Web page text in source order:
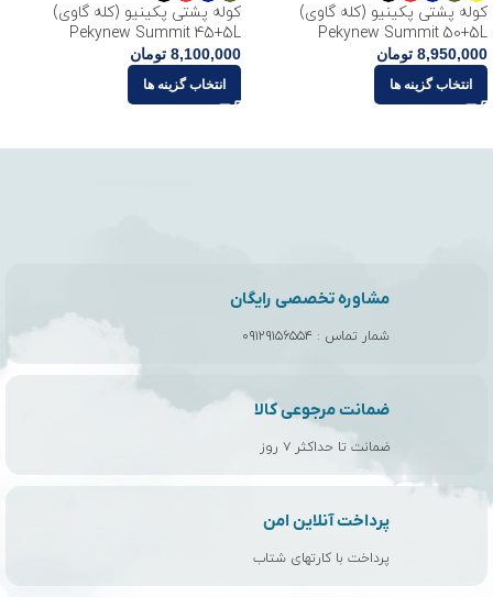
کوله پشتی پکینیو (کله گاوی)
Pekynew Summit 50+5L
8,950,000 تومان
انتخاب گزینه ها
کوله پشتی پکینیو (کله گاوی)
Pekynew Summit 45+5L
8,100,000 تومان
انتخاب گزینه ها
مشاوره تخصصی رایگان
شمار تماس : ۰۹۱۲۹۱۵۶۵۵۴
ضمانت مرجوعی کالا
ضمانت تا حداکثر ۷ روز
پرداخت آنلاین امن
پرداخت با کارتهای شتاب